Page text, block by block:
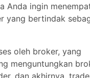
broker, yang
Proses ini
karena broker di sini